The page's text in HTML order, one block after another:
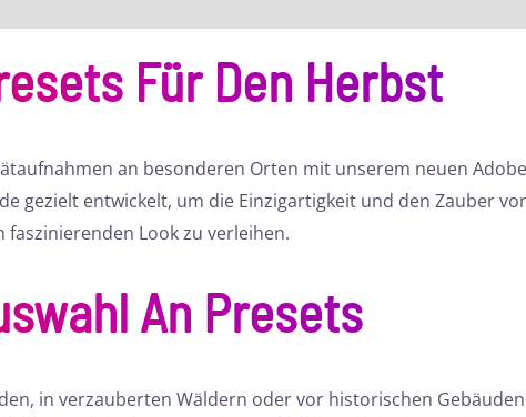
Für Den Herbst
an besonderen Orten mit unserem neuen Adobe
gezielt entwickelt, um die Einzigartigkeit und den Zauber
Look zu verleihen.
An Presets
in verzauberten Wäldern oder vor historischen